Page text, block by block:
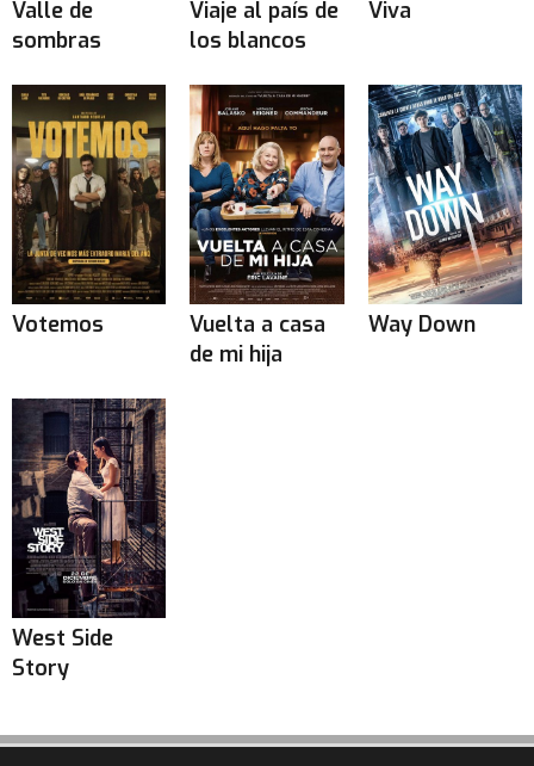
Valle de
sombras
Viaje al país de
los blancos
Viva
Votemos
Vuelta a casa
de mi hija
Way Down
West Side
Story